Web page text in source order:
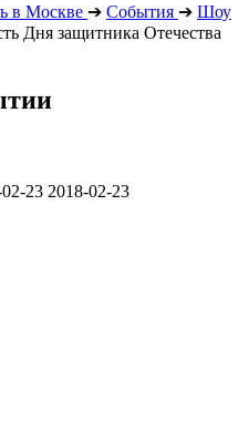
в Москве ➔ События ➔ Шоу
Дня защитника Отечества
23 2018-02-23